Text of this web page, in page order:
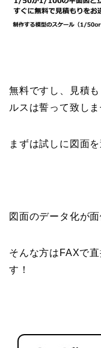
無料ですし、見積
ルスは誓って致しま
まずは試しに図面
図面のデータ化が面
そんな方はFAXで
す！